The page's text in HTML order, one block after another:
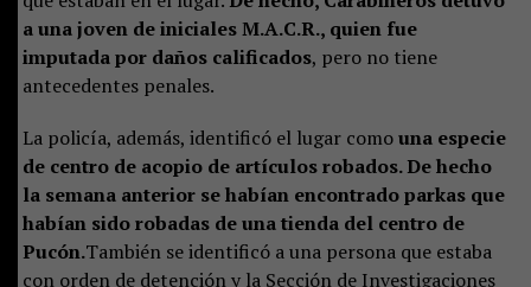
a una joven de iniciales M.A.C.R., quien fue
imputada por daños calificados, pero no tiene
antecedentes penales.
La policía, además, identificó el lugar comouna especie
de centro de acopio de artículos robados. De hecho
la semana anterior se habían encontrado parkas que
habían sido robadas de una tienda del centro de
Pucón.También se identificó a una persona que estaba
con orden de detención y la Sección de Investigaciones